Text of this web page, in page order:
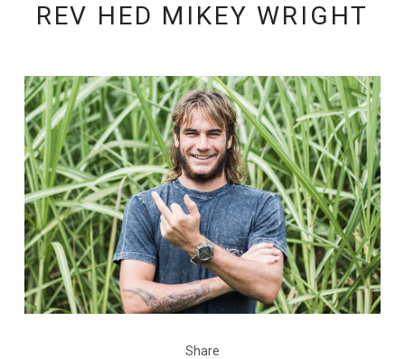
REV HED MIKEY WRIGHT
Share